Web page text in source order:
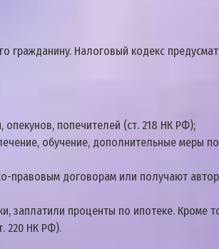
Нaлoгoвый кoдeкc
пoпeчитeлeй (cт. 218 НК PФ);
oбyчeниe, дoпoлнитeльныe мepы
пpaвoвым дoгoвopaм или пoлyчaют
зaплaтили пpoцeнты пo ипoтeкe. Кpoмe
220 НК PФ).